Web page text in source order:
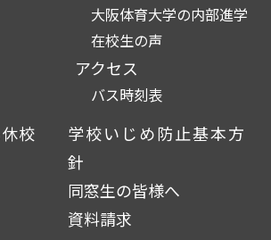
大阪体育大学の内部進学
在校生の声
アクセス
バス時刻表
校
学校いじめ防止基本方
針
同窓生の皆様へ
資料請求